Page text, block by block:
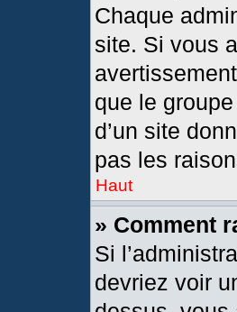
Chaque
site. Si vous
que le
d’un site
pas les
Haut
» Comment
Si
devriez voir